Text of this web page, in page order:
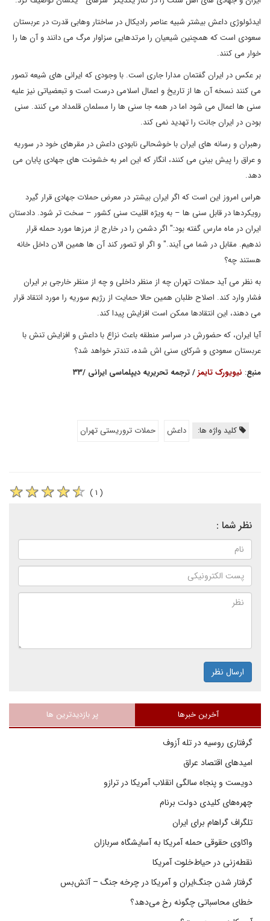
ایدئولوژی داعش بیشتر شبیه عناصر رادیکال در ساختار وهابی قدرت در عربستان
سعودی است که همچنین شیعیان را مرتدهایی سزاوار مرگ می دانند و آن ها را
خوار می کنند.
بر عکس در ایران گفتمان مدارا جاری است. با وجودی که ایرانی های شیعه تصور
می کنند نسخه آن ها از تاریخ و اعمال اسلامی درست است و تبعضیاتی نیز علیه
سنی ها اعمال می شود اما در همه جا سنی ها را مسلمان قلمداد می کنند. سنی
بودن در ایران جانت را تهدید نمی کند.
رهبران و رسانه های ایران با خوشحالی نابودی داعش در مقرهای خود در سوریه
و عراق را پیش بینی می کنند، انگار که این امر به خشونت های جهادی پایان می
دهد.
هراس امروز این است که اگر ایران بیشتر در معرض حملات جهادی قرار گیرد
رویکردها در قابل سنی ها – به ویژه اقلیت سنی کشور – سخت تر شود. دادستان
ایران در ماه مارس گفته بود:" اگر دشمن را در خارج از مرزها مورد حمله قرار
ندهیم. مقابل در شما می آیند." و اگر او تصور کند آن ها همین الان داخل خانه
هستند چه؟
به نظر می آید حملات تهران چه از منظر داخلی و چه از منظر خارجی بر ایران
فشار وارد کند. اصلاح طلبان همین حالا حمایت از رژیم سوریه را مورد انتقاد قرار
می دهند، این انتقادها ممکن است افزایش پیدا کند.
آیا ایران، که حضورش در سراسر منطقه باعث نزاع با داعش و افزایش تنش با
عربستان سعودی و شرکای سنی اش شده، تندتر خواهد شد؟
منبع: نیویورک تایمز/ترجمه تحریریه دیپلماسی ایرانی /۳۳
کلید واژه ها: داعش حملات تروریستی تهران
( ۱ )
نظر شما :
ارسال نظر
آخرین خبرها پر بازدیدترین ها
گرفتاری روسیه در تله آزوف
امیدهای اقتصاد عراق
دویست و پنجاه سالگی انقلاب آمریکا در ترازو
چهره‌های کلیدی دولت برنام
تلگراف گراهام برای ایران
واکاوی حقوقی حمله آمریکا به آسایشگاه سربازان
نقطه‌زنی در حیاط‌خلوت آمریکا
گرفتار شدن جنگ‌ایران و آمریکا در چرخه جنگ – آتش‌بس
خطای محاسباتی چگونه رخ می‌دهد؟